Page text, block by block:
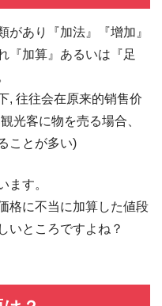
があり『加法』『增加』
『加算』あるいは『足
, 往往会在原来的销售价
光客に物を売る場合、
ことが多い)
ます。
格に不当に加算した値段
いところですよね？